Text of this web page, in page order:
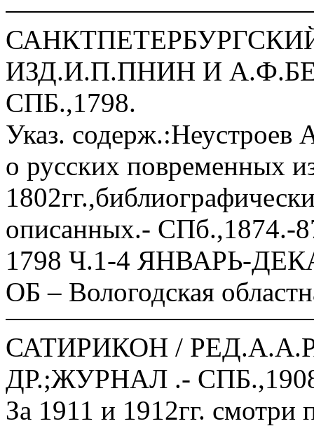
ИЗД.И.П.ПНИН И
СПБ.,1798.
Указ. содерж.:Неустроев
о русских повременных
описанных.- СПб.,1874.-
1798 Ч.1-4 ЯНВАРЬ-
ОБ – Вологодская
САТИРИКОН /
ДР.;ЖУРНАЛ .-
За 1911 и 1912гг.